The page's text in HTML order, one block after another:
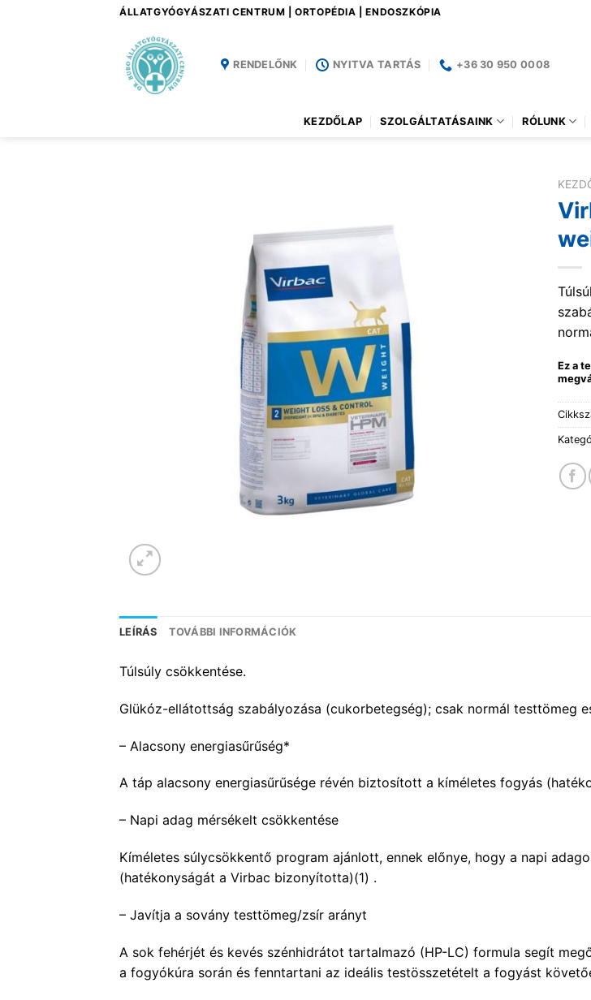
ÁLLATGYÓGYÁSZATI CENTRUM | ORTOPÉDIA | ENDOSZKÓPIA
RENDELŐNK NYITVA TARTÁS +36 30 950 0008
KEZDŐLAP SZOLGÁLTATÁSAINK RÓLUNK
Ez a
LEÍRÁS TOVÁBBI INFORMÁCIÓK
Túlsúly csökkentése.
Glükóz-ellátottság szabályozása (cukorbetegség); csak normál testtömeg
– Alacsony energiasűrűség*
A táp alacsony energiasűrűsége révén biztosított a kíméletes fogyás
– Napi adag mérsékelt csökkentése
Kíméletes súlycsökkentő program ajánlott, ennek előnye, hogy a napi
(hatékonyságát a Virbac bizonyította)(1) .
– Javítja a sovány testtömeg/zsír arányt
A sok fehérjét és kevés szénhidrátot tartalmazó (HP-LC) formula segít
a fogyókúra során és fenntartani az ideális testösszetételt a fogyást